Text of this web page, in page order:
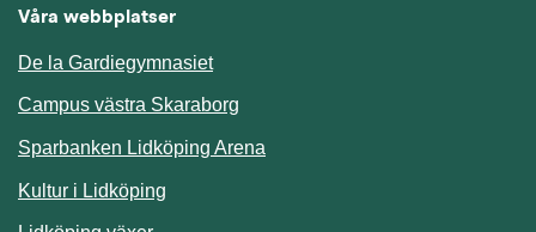
Våra webbplatser
De la Gardiegymnasiet
Campus västra Skaraborg
Sparbanken Lidköping Arena
Kultur i Lidköping